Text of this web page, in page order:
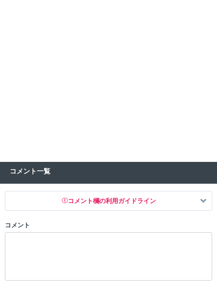
コメント一覧
コメント欄の利用ガイドライン
以下の書き込みを禁止とし、場合によってはコメント削除や書き込み制
コメント